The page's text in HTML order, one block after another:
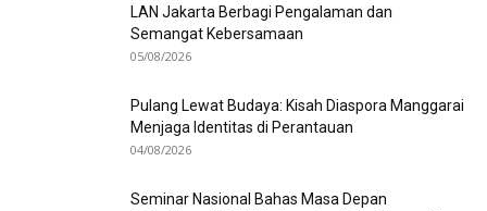
LAN Jakarta Berbagi Pengalaman dan
Semangat Kebersamaan
05/08/2026
Pulang Lewat Budaya: Kisah Diaspora Manggarai
Menjaga Identitas di Perantauan
04/08/2026
Seminar Nasional Bahas Masa Depan